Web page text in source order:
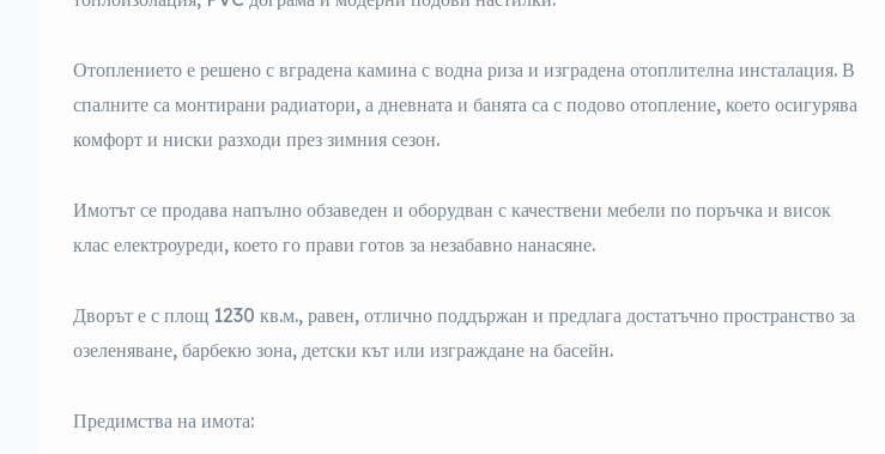
Отоплението е решено с вградена камина с водна риза и изградена отоплителна инсталация. В
спалните са монтирани радиатори, а дневната и банята са с подово отопление, което осигурява
комфорт и ниски разходи през зимния сезон.
Имотът се продава напълно обзаведен и оборудван с качествени мебели по поръчка и висок
клас електроуреди, което го прави готов за незабавно нанасяне.
Дворът е с площ 1230 кв.м., равен, отлично поддържан и предлага достатъчно пространство за
озеленяване, барбекю зона, детски кът или изграждане на басейн.
Предимства на имота: